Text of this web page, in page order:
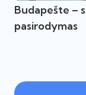
Budapešte –
pasirodymas